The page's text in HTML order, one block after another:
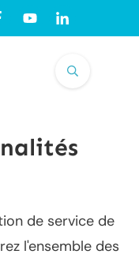
de service de
l'ensemble des